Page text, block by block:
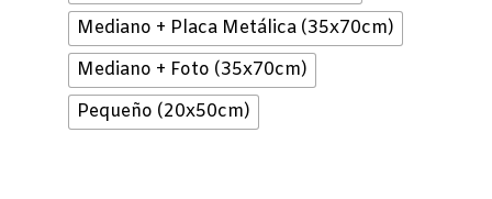
Mediano + Placa Metálica (35x70cm)
Mediano + Foto (35x70cm)
Pequeño (20x50cm)